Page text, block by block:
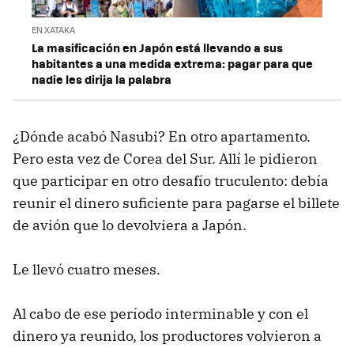
EN XATAKA
La masificación en Japón está llevando a sus
habitantes a una medida extrema: pagar para que
nadie les dirija la palabra
¿Dónde acabó Nasubi? En otro apartamento.
Pero esta vez de Corea del Sur. Allí le pidieron
que participar en otro desafío truculento: debía
reunir el dinero suficiente para pagarse el billete
de avión que lo devolviera a Japón.
Le llevó cuatro meses.
Al cabo de ese período interminable y con el
dinero ya reunido, los productores volvieron a